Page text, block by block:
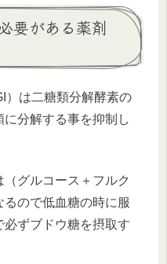
要がある薬剤
）は二糖類分解酵素の
分解する事を抑制し
グルコース＋フルク
るので低血糖の時に服
ずブドウ糖を摂取す